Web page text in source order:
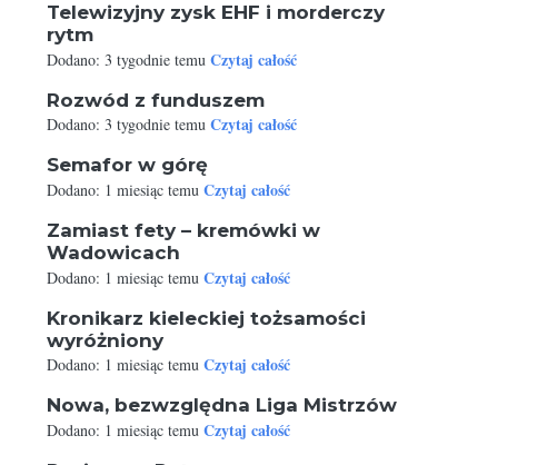
Telewizyjny zysk EHF i morderczy
rytm
Dodano: 3 tygodnie temu Czytaj całość
Rozwód z funduszem
Dodano: 3 tygodnie temu Czytaj całość
Semafor w górę
Dodano: 1 miesiąc temu Czytaj całość
Zamiast fety – kremówki w
Wadowicach
Dodano: 1 miesiąc temu Czytaj całość
Kronikarz kieleckiej tożsamości
wyróżniony
Dodano: 1 miesiąc temu Czytaj całość
Nowa, bezwzględna Liga Mistrzów
Dodano: 1 miesiąc temu Czytaj całość